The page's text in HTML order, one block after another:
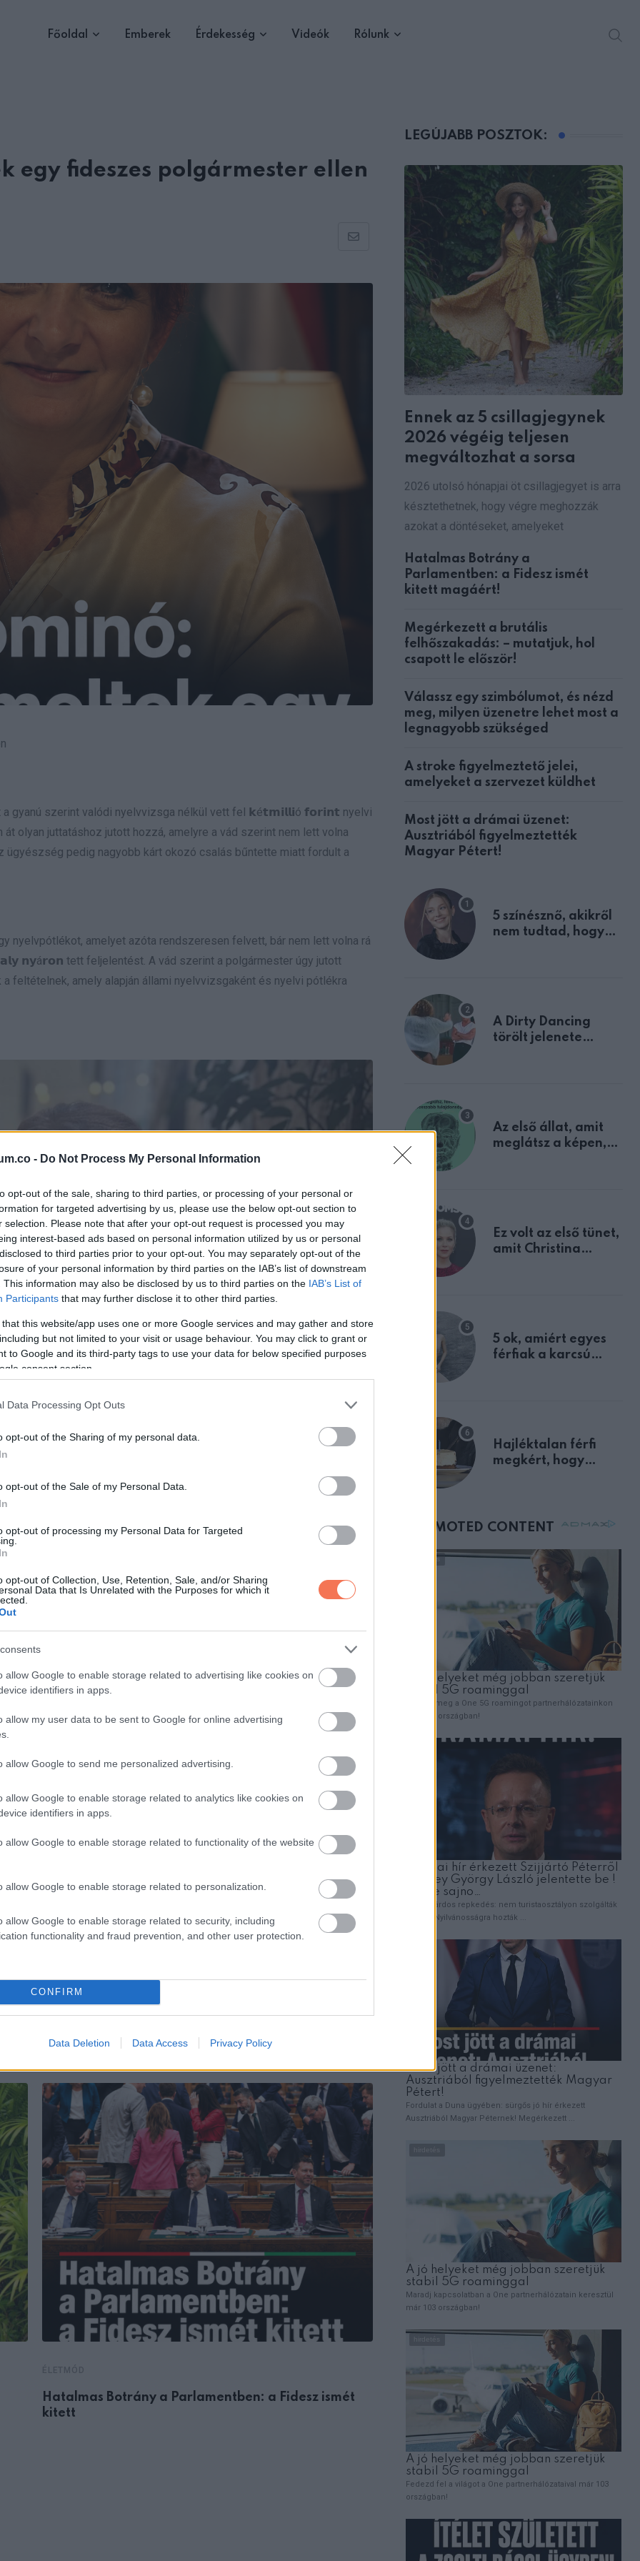
- Do Not Process My Personal Information
opt-out of the sale, sharing to third parties, or processing of your personal or
for targeted advertising by us, please use the below opt-out section to
selection. Please note that after your opt-out request is processed you may
interest-based ads based on personal information utilized by us or personal
to third parties prior to your opt-out. You may separately opt-out of the
of your personal information by third parties on the IAB’s list of downstream
This information may also be disclosed by us to third parties on the IAB’s List of
Participants that may further disclose it to other third parties.
that this website/app uses one or more Google services and may gather and store
but not limited to your visit or usage behaviour. You may click to grant or
to Google and its third-party tags to use your data for below specified purposes
consent section.
Data Processing Opt Outs
opt-out of the Sharing of my personal data.
opt-out of the Sale of my Personal Data.
opt-out of processing my Personal Data for Targeted
opt-out of Collection, Use, Retention, Sale, and/or Sharing
Data that Is Unrelated with the Purposes for which it
allow Google to enable storage related to advertising like cookies on
identifiers in apps.
allow my user data to be sent to Google for online advertising
allow Google to send me personalized advertising.
allow Google to enable storage related to analytics like cookies on
identifiers in apps.
allow Google to enable storage related to functionality of the website
allow Google to enable storage related to personalization.
allow Google to enable storage related to security, including
functionality and fraud prevention, and other user protection.
CONFIRM
Data Deletion Data Access Privacy Policy
Főoldal Emberek Érdekesség Videók Rólunk
egy fideszes polgármester ellen
Share
Email
szerint valódi nyelvvizsga nélkül vett fel 𝗸é𝘁𝗺𝗶𝗹𝗹𝗶ó 𝗳𝗼𝗿𝗶𝗻𝘁 nyelvi
olyan juttatáshoz jutott hozzá, amelyre a vád szerint nem lett volna
pedig nagyobb kárt okozó csalás bűntette miatt fordult a
nyelvpótlékot, amelyet azóta rendszeresen felvett, bár nem lett volna rá
𝗻𝘆á𝗿𝗼𝗻 tett feljelentést. A vád szerint a polgármester úgy jutott
feltételnek, amely alapján állami nyelvvizsgaként és nyelvi pótlékra
amelyről azt állította, hogy az Eszterházy Károly Katolikus
politikusa azonban 𝟮𝟬𝟮𝟱 𝗼𝗸𝘁ó𝗯𝗲𝗿é𝗯𝗲𝗻 kiderítette, hogy az
„diplomamentő” nyelvvizsga nem használható állami nyelvvizsgaként,
azért került napirendre, mert a Tisza Párt és Magyar Péter helyi
jogi és politikai ügy: a vád szerint jogosulatlanul felvett pénzről van
Az ügy most már a bíróság előtt folytatódhat, miután az
KÖVETKEZŐ POSZT
Németországban kezelik Rubint Rékát:
Hatalmas Botrány a Parlamentben: a Fidesz ismét
kitett
ÉLETMÓD
Megérkezett a brutális felhőszakadás:
hol csapott
LEGÚJABB POSZTOK:
Ennek az 5 csillagjegynek
2026 végéig teljesen
megváltozhat a sorsa
2026 utolsó hónapjai öt csillagjegyet is arra
késztethetnek, hogy végre meghozzák
azokat a döntéseket, amelyeket
Hatalmas Botrány a
Parlamentben: a Fidesz ismét
kitett magáért!
Megérkezett a brutális
felhőszakadás: – mutatjuk, hol
csapott le először!
Válassz egy szimbólumot, és nézd
meg, milyen üzenetre lehet most a
legnagyobb szükséged
A stroke figyelmeztető jelei,
amelyeket a szervezet küldhet
Most jött a drámai üzenet:
Ausztriából figyelmeztették
Magyar Pétert!
5 színésznő, akikről
nem tudtad, hogy
A Dirty Dancing
törölt jelenete
Az első állat, amit
meglátsz a képen,
Ez volt az első tünet,
amit Christina
5 ok, amiért egyes
férfiak a karcsú
Hajléktalan férfi
megkért, hogy
mellettem ült az első